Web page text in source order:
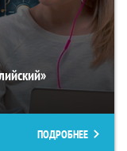
ПОДРОБНЕЕ